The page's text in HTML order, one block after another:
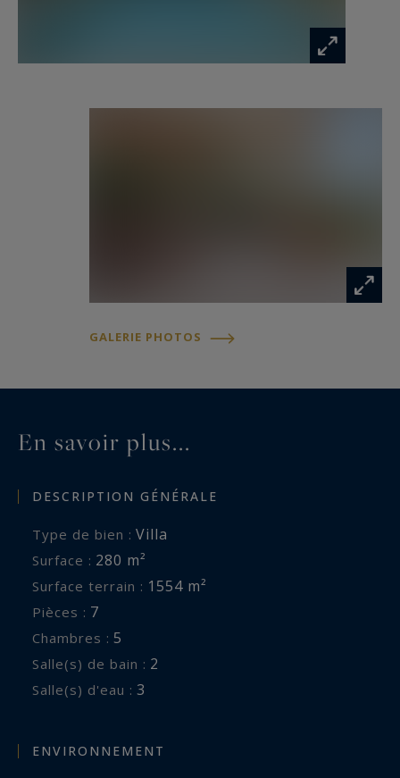
harmonieusement sur une vaste terrasse
conçue pour recevoir et profiter pleinement des
En rez-de-jardin, quatre chambres avec leurs
famille et invités dans un confort optimal. L’une
un espace bien-être selon les besoins de ses
accueille une piscine chauffée parfaitement
la vie extérieure durant toute la belle saison.
Un garage pour deux véhicules ainsi qu’une cave
à vin complètent les prestations de cette
GALERIE PHOTOS
En savoir plus...
DESCRIPTION GÉNÉRALE
Type de bien : Villa
Surface : 280 m²
Surface terrain : 1554 m²
Pièces : 7
Chambres : 5
Salle(s) de bain : 2
Salle(s) d'eau : 3
ENVIRONNEMENT